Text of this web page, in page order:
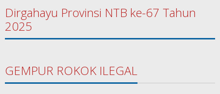
Dirgahayu Provinsi NTB ke-67 Tahun
2025
GEMPUR ROKOK ILEGAL